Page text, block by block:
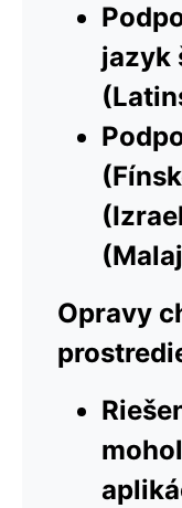
jazyk
Opravy